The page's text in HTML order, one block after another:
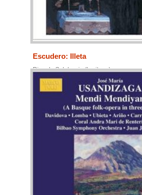
Escudero: Illeta
Ricardo Salaberria (baritone)
Bilbao Orkestra Sinfonikoa
Coral Andra Mari
Juanjo Mena (conductor)